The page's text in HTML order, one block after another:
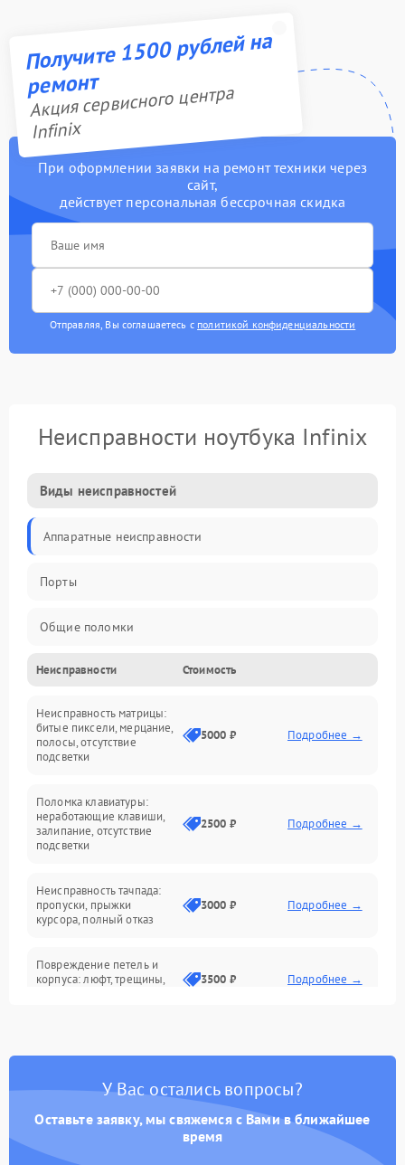
Получите 1500 рублей на
ремонт
Акция сервисного центра
Infinix
При оформлении заявки на ремонт техники через
сайт,
действует персональная бессрочная скидка
Отправляя, Вы соглашаетесь с политикой конфиденциальности
Неисправности ноутбука Infinix
Виды неисправностей
Аппаратные неисправности
Порты
Общие поломки
Устройства
Программные ошибки
Электрические и системные сбои
Интерфейсные проблемы
Батарея
Сеть и интернет
Неисправности Стоимость
Неисправность матрицы:
битые пиксели, мерцание,
полосы, отсутствие
подсветки
5000 ₽ Подробнее →
Поломка клавиатуры:
неработающие клавиши,
залипание, отсутствие
подсветки
2500 ₽ Подробнее →
Неисправность тачпада:
пропуски, прыжки
курсора, полный отказ
3000 ₽ Подробнее →
Повреждение петель и
корпуса: люфт, трещины,
3500 ₽ Подробнее →
быстрая разрядка,
2500 ₽ Подробнее →
Неисправность зарядного
питания
2000 ₽ Подробнее →
У Вас остались вопросы?
Оставьте заявку, мы свяжемся с Вами в ближайшее
время